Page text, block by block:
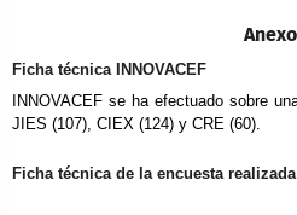
Anexo
Ficha técnica INNOVACEF
INNOVACEF se ha efectuado sobre
JIES (107), CIEX (124) y CRE (60).
Ficha técnica de la encuesta